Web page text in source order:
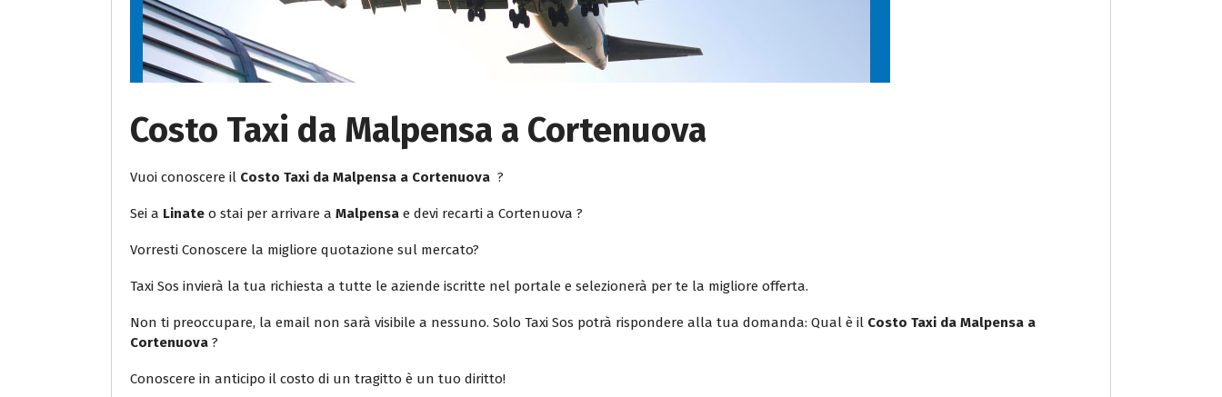
Costo Taxi da Malpensa a Cortenuova
Vuoi conoscere il Costo Taxi da Malpensa a Cortenuova ?
Sei a Linate o stai per arrivare a Malpensa e devi recarti a Cortenuova ?
Vorresti Conoscere la migliore quotazione sul mercato?
Taxi Sos invierà la tua richiesta a tutte le aziende iscritte nel portale e selezionerà per te la migliore offerta.
Non ti preoccupare, la email non sarà visibile a nessuno. Solo Taxi Sos potrà rispondere alla tua domanda: Qual è il Costo Taxi da Malpensa a
Cortenuova ?
Conoscere in anticipo il costo di un tragitto è un tuo diritto!